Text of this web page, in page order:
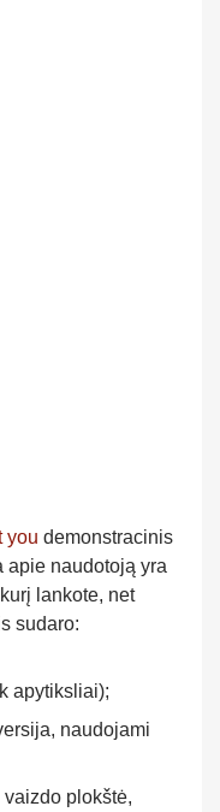
you demonstracinis
apie naudotoją yra
lankote, net
sudaro:
apytiksliai);
naudojami
plokštė,